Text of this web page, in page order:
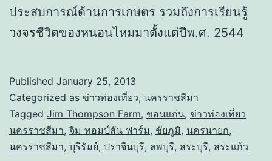
ประสบการณ์ด้านการเกษตร รวมถึงการเรียนรู้
วงจรชีวิตของหนอนไหมมาตั้งแต่ปีพ.ศ. 2544
Published January 25, 2013
Categorized as ข่าวท่องเที่ยว, นครราชสีมา
Tagged Jim Thompson Farm, ขอนแก่น, ข่าวท่องเที่ยว
นครราชสีมา, จิม ทอมป์สัน ฟาร์ม, ชัยภูมิ, นครนายก,
นครราชสีมา, บุรีรัมย์, ปราจีนบุรี, ลพบุรี, สระบุรี, สระแก้ว